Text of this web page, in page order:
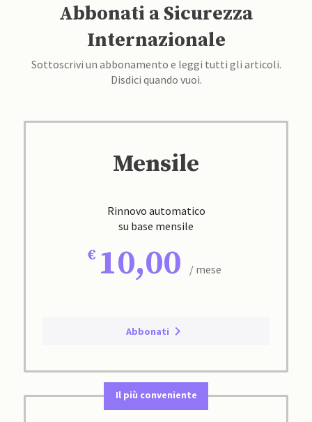
Abbonati a Sicurezza
Internazionale
Sottoscrivi un abbonamento e leggi tutti gli articoli.
Disdici quando vuoi.
Mensile
Rinnovo automatico
su base mensile
10,00 / mese
Abbonati
Il più conveniente